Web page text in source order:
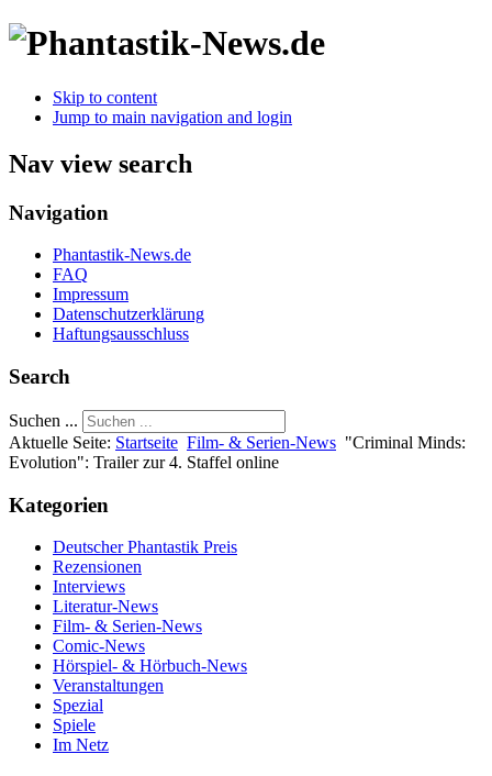
Skip to content
Jump to main navigation and login
Nav view search
Navigation
Phantastik-News.de
FAQ
Impressum
Datenschutzerklärung
Haftungsausschluss
Search
Suchen ...
Aktuelle Seite: Startseite Film- & Serien-News "Criminal Minds:
Evolution": Trailer zur 4. Staffel online
Kategorien
Deutscher Phantastik Preis
Rezensionen
Interviews
Literatur-News
Film- & Serien-News
Comic-News
Hörspiel- & Hörbuch-News
Veranstaltungen
Spezial
Spiele
Im Netz